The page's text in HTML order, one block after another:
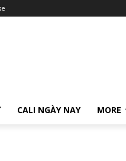
CALI NGÀY NAY MORE